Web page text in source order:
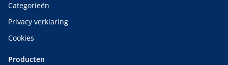
Categorieën
Privacy verklaring
Cookies
Producten